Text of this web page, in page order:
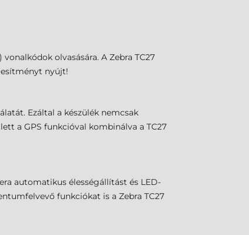
olvasására. A Zebra TC27
nyújt!
Ezáltal a készülék nemcsak
a GPS funkcióval kombinálva a TC27
automatikus élességállítást és LED-
funkciókat is a Zebra TC27